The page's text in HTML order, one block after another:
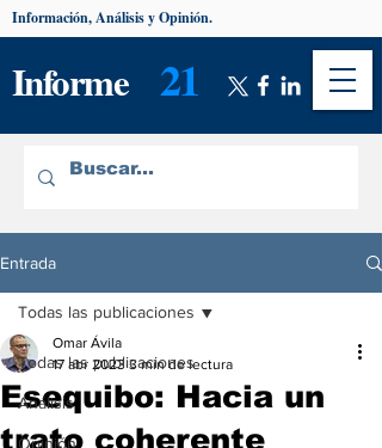
Informe 21
Información, Análisis y Opinión.
Entrada
Todas las publicaciones
Análisis
Opinión
Todas las publicaciones
Esequibo: Hacia un
trato coherente
Omar Ávila
17 abr 2023 3 min de lectura